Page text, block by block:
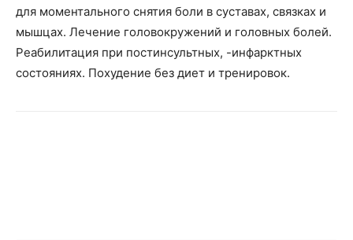
для моментального снятия боли в суставах, связках и
мышцах. Лечение головокружений и головных болей.
Реабилитация при постинсультных, -инфарктных
состояниях. Похудение без диет и тренировок.